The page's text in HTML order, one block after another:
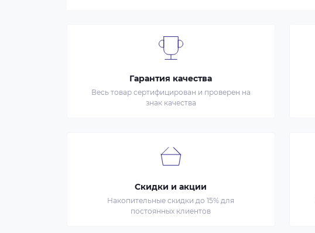
Гарантия качества
Весь товар сертифицирован и проверен на
знак качества
Скидки и акции
Накопительные скидки до 15% для
постоянных клиентов